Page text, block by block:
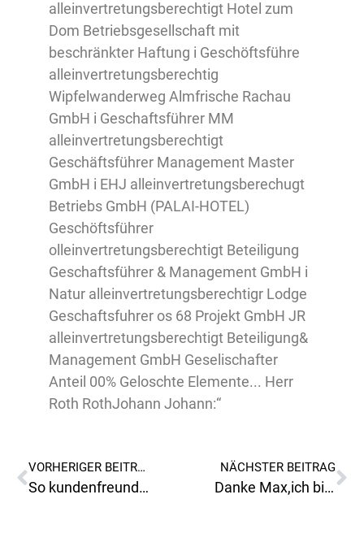
VORHERIGER BEITRAG
So kundenfreundlich sind die Verantwortlichen von den Bergbahnen am Präbichl!
NÄCHSTER BEITRAG
Danke Max,ich bin sehr gerührt!